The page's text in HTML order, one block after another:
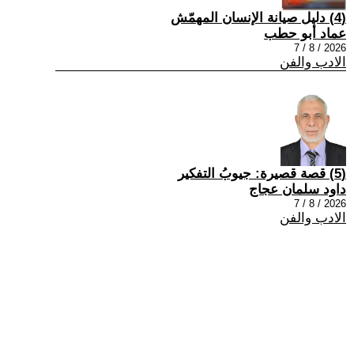
(4) دليل صيانة الإنسان المهمّش
عماد أبو حطب
2026 / 8 / 7
الادب والفن
(5) قصة قصيرة: جيوبُ التفكير
داود سلمان عجاج
2026 / 8 / 7
الادب والفن